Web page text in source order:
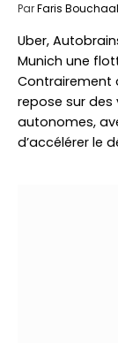
ParFaris
Uber,
Munich une
Contrairement
repose sur des
autonomes,
d’accélérer le